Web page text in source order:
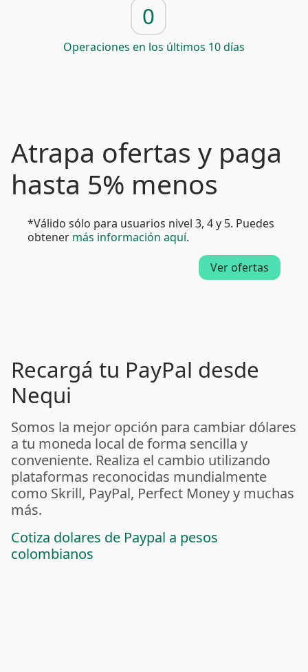
0
Operaciones en los últimos 10 días
Atrapa ofertas y paga
hasta 5% menos
*Válido sólo para usuarios nivel 3, 4 y 5. Puedes
obtener más información aquí.
Ver ofertas
Recargá tu PayPal desde
Nequi
Somos la mejor opción para cambiar dólares
a tu moneda local de forma sencilla y
conveniente. Realiza el cambio utilizando
plataformas reconocidas mundialmente
como Skrill, PayPal, Perfect Money y muchas
más.
Cotiza dolares de Paypal a pesos
colombianos